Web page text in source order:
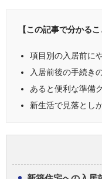
【この記事で分かるこ
項目別の入居前に
入居前後の手続き
あると便利な準備
新生活で見落とし